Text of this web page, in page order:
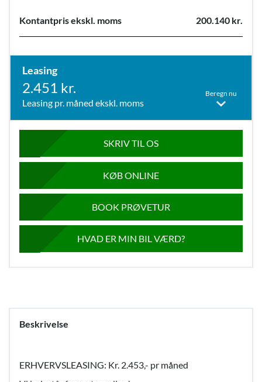
Leasing
2.451 kr.
Leasing pr. måned ekskl. moms
Beregn nu
Kontantpris ekskl. moms 200.140 kr.
SKRIV TIL OS
KØB ONLINE
BOOK PRØVETUR
HVAD ER MIN BIL VÆRD?
Beskrivelse
ERHVERVSLEASING: Kr. 2.453,- pr måned